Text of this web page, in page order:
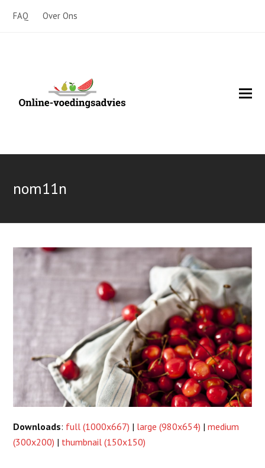
FAQ Over Ons
nom11n
Downloads: full (1000x667) | large (980x654) |medium
(300x200) | thumbnail (150x150)